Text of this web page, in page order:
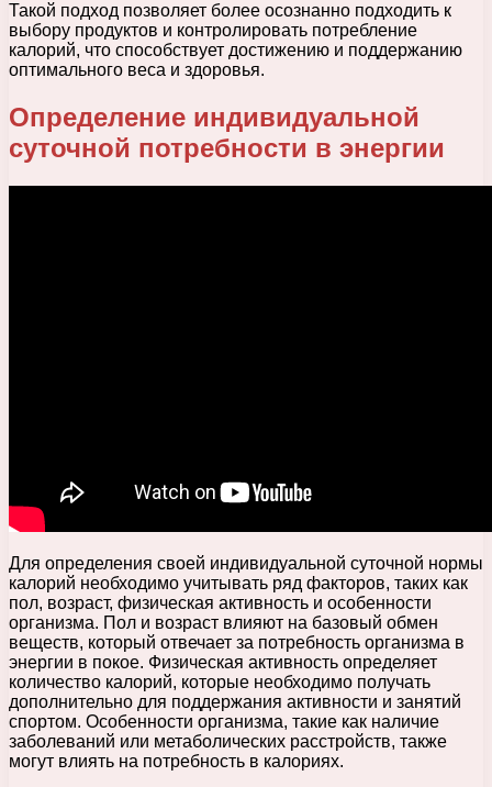
Такой подход позволяет более осознанно подходить к
выбору продуктов и контролировать потребление
калорий, что способствует достижению и поддержанию
оптимального веса и здоровья.
Определение индивидуальной
суточной потребности в энергии
Для определения своей индивидуальной суточной нормы
калорий необходимо учитывать ряд факторов, таких как
пол, возраст, физическая активность и особенности
организма. Пол и возраст влияют на базовый обмен
веществ, который отвечает за потребность организма в
энергии в покое. Физическая активность определяет
количество калорий, которые необходимо получать
дополнительно для поддержания активности и занятий
спортом. Особенности организма, такие как наличие
заболеваний или метаболических расстройств, также
могут влиять на потребность в калориях.